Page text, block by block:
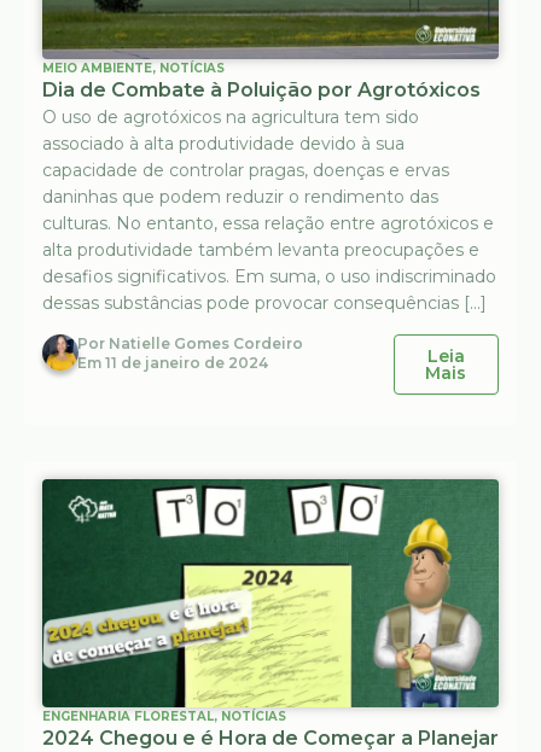
MEIO AMBIENTE, NOTÍCIAS
Dia de Combate à Poluição por Agrotóxicos
O uso de agrotóxicos na agricultura tem sido
associado à alta produtividade devido à sua
capacidade de controlar pragas, doenças e ervas
daninhas que podem reduzir o rendimento das
culturas. No entanto, essa relação entre agrotóxicos e
alta produtividade também levanta preocupações e
desafios significativos. Em suma, o uso indiscriminado
dessas substâncias pode provocar consequências […]
Por Natielle Gomes Cordeiro
Em 11 de janeiro de 2024 Leia
Mais
ENGENHARIA FLORESTAL, NOTÍCIAS
2024 Chegou e é Hora de Começar a Planejar